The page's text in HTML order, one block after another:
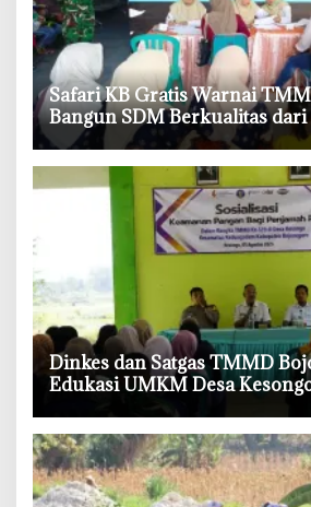
‎Safari KB Gratis Warnai
Bangun SDM Berkualitas
‎Dinkes dan Satgas TMMD
Edukasi UMKM Desa
Boraks dan Formalin